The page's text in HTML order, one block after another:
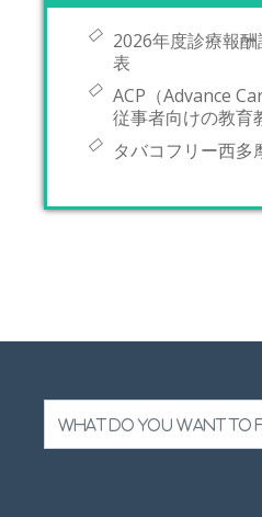
2026年度診療報
表
ACP（Advance
従事者向けの教育
タバコフリー西多